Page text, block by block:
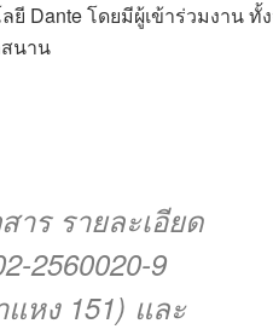
ยี Dante โดยมีผู้เข้าร่วมงาน ทั้
นาน
ร รายละเอียด
2560020-9
หง 151) และ